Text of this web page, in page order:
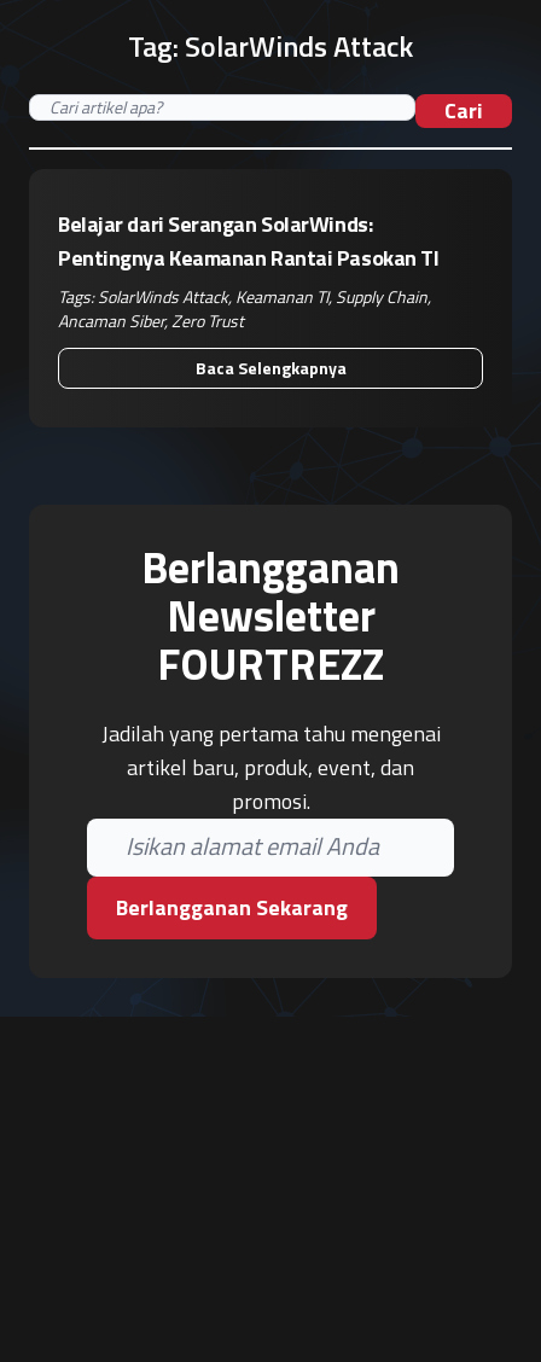
Tag:SolarWinds Attack
Cari
Belajar dari Serangan SolarWinds:
Pentingnya Keamanan Rantai Pasokan TI
Tags:SolarWinds Attack,Keamanan TI,Supply Chain,
Ancaman Siber,Zero Trust
Baca Selengkapnya
Berlangganan
Newsletter
FOURTREZZ
Jadilah yang pertama tahu mengenai
artikel baru, produk, event, dan
promosi.
Berlangganan Sekarang